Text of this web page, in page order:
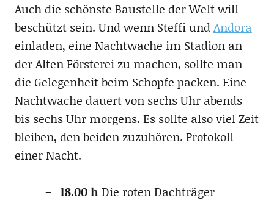
Auch die schönste Baustelle der Welt will
beschützt sein. Und wenn Steffi undAndora
einladen, eine Nachtwache im Stadion an
der Alten Försterei zu machen, sollte man
die Gelegenheit beim Schopfe packen. Eine
Nachtwache dauert von sechs Uhr abends
bis sechs Uhr morgens. Es sollte also viel Zeit
bleiben, den beiden zuzuhören. Protokoll
einer Nacht.
18.00 hDie roten Dachträger